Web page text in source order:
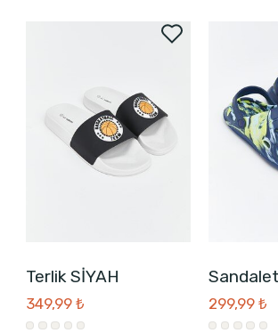
Terlik SİYAH
349,99 ₺ 299,99 ₺